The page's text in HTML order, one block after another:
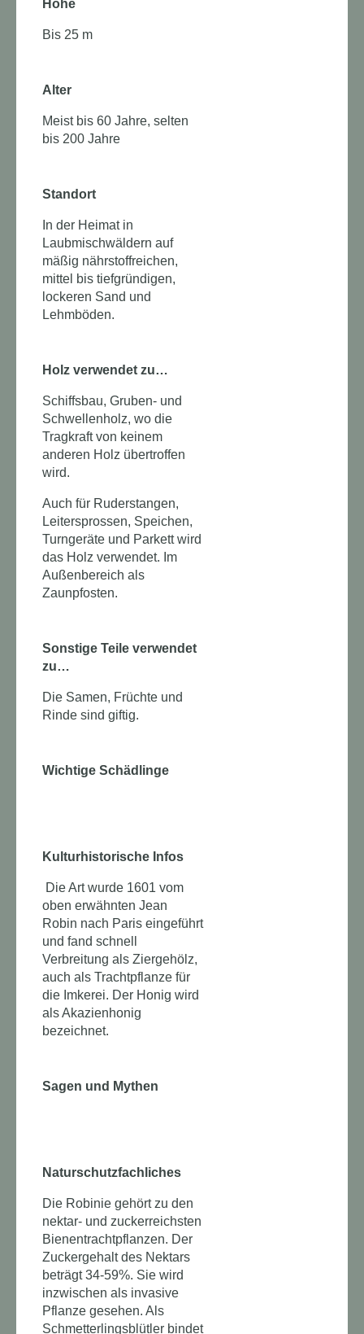
Höhe
Bis 25 m
Alter
Meist bis 60 Jahre, selten
bis 200 Jahre
Standort
In der Heimat in
Laubmischwäldern auf
mäßig nährstoffreichen,
mittel bis tiefgründigen,
lockeren Sand und
Lehmböden.
Holz verwendet zu…
Schiffsbau, Gruben- und
Schwellenholz, wo die
Tragkraft von keinem
anderen Holz übertroffen
wird.
Auch für Ruderstangen,
Leitersprossen, Speichen,
Turngeräte und Parkett wird
das Holz verwendet. Im
Außenbereich als
Zaunpfosten.
Sonstige Teile verwendet
zu…
Die Samen, Früchte und
Rinde sind giftig.
Wichtige Schädlinge
Kulturhistorische Infos
Die Art wurde 1601 vom
oben erwähnten Jean
Robin nach Paris eingeführt
und fand schnell
Verbreitung als Ziergehölz,
auch als Trachtpflanze für
die Imkerei. Der Honig wird
als Akazienhonig
bezeichnet.
Sagen und Mythen
Naturschutzfachliches
Die Robinie gehört zu den
nektar- und zuckerreichsten
Bienentrachtpflanzen. Der
Zuckergehalt des Nektars
beträgt 34-59%. Sie wird
inzwischen als invasive
Pflanze gesehen. Als
Schmetterlingsblütler bindet